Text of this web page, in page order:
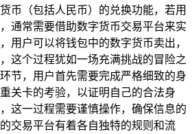
币（包括人民币）的兑换功能，若用
通常需要借助数字货币交易平台来实
用户可以将钱包中的数字货币卖出，
这个过程犹如一场充满挑战的冒险之
节，用户首先需要完成严格细致的身
关卡的考验，以证明自己的合法身
这一过程需要谨慎操作，确保信息的
交易平台有着各自独特的规则和流